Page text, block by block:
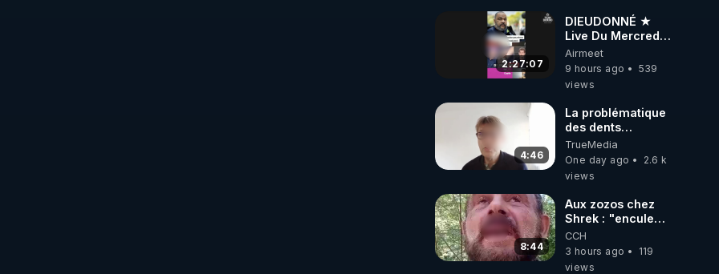
2:27:07
DIEUDONNÉ ★
Live Du Mercredi
5 Août 2026
Airmeet
9 hours ago
539
views
4:46
La problématique
des dents
dévitalisées et
des implants
TrueMedia
One day ago
2.6 k
views
8:44
Aux zozos chez
Shrek : "encule
toi tout seul
espèce de mal
polish"
CCH
3 hours ago
119
views